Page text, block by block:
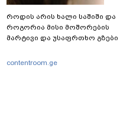
როდის არის ხალი საშიში და
როგორია მისი მოშორების
მარტივი და უსაფრთხო გზები
contentroom.ge